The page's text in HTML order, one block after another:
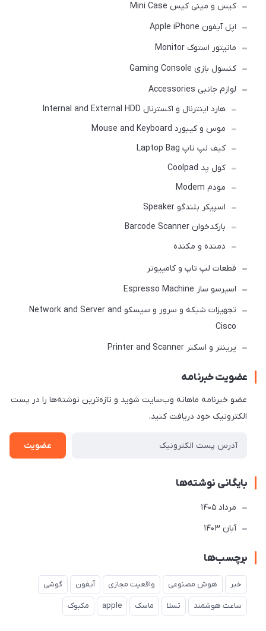
کیس و مینی کیس Mini Case
اپل آیفون Apple iPhone
مانیتور استوک Monitor
کنسول بازی Gaming Console
لوازم جانبی Accessories
هارد اینترنال و اکسترنال Internal and External HDD
موس و کیبورد Mouse and Keyboard
کیف لپ تاپ Laptop Bag
کول پد Coolpad
مودم Modem
اسپیکر بلندگو Speaker
بارکدخوان Barcode Scanner
دمنده و مکنده
قطعات لپ تاپ و کامپیوتر
اسپرسو ساز Espresso Machine
تجهیزات شبکه و سرور و سیسکو Network and Server and
Cisco
پرینتر و اسکنر Printer and Scanner
عضویت خبرنامه
عضو خبرنامه ماهانه وب‌سایت شوید و تازه‌ترین نوشته‌ها را در پست
الکترونیک خود دریافت کنید.
عضویت
بایگانی نوشته‌ها
مرداد 1405
آبان 1403
برچسب‌ها
خبر هوش مصنوعی واقعیت مجازی آیفون گوشی
ساعت هوشمند تسلا ماسک apple مکبوک